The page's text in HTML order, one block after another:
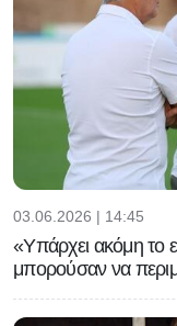
03.06.2026 | 14:45
«Υπάρχει ακόμη το
μπορούσαν να